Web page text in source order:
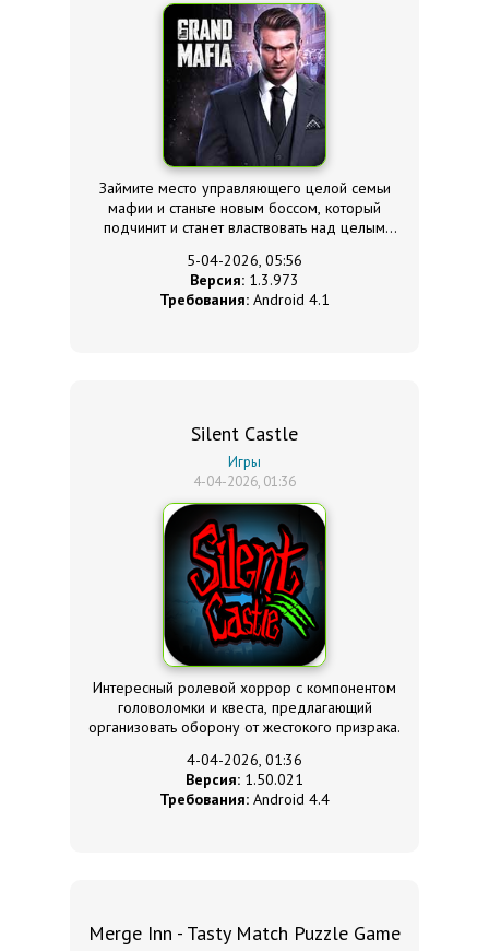
Займите место управляющего целой семьи
мафии и станьте новым боссом, который
подчинит и станет властвовать над целым
законы!
5-04-2026, 05:56
Версия: 1.3.973
Требования: Android 4.1
Silent Castle
Игры
4-04-2026, 01:36
Интересный ролевой хоррор с компонентом
головоломки и квеста, предлагающий
организовать оборону от жестокого призрака.
4-04-2026, 01:36
Версия: 1.50.021
Требования: Android 4.4
Merge Inn - Tasty Match Puzzle Game